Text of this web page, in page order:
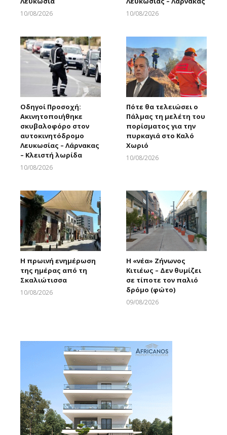
10/08/2026
10/08/2026
Οδηγοί Προσοχή:
Ακινητοποιήθηκε
σκυβαλοφόρο στον
αυτοκινητόδρομο
Λευκωσίας – Λάρνακας
– Κλειστή λωρίδα
10/08/2026
Πότε θα τελειώσει ο
Πάλμας τη μελέτη του
πορίσματος για την
πυρκαγιά στο Καλό
Χωριό
10/08/2026
Η πρωινή ενημέρωση
της ημέρας από τη
Σκαλιώτισσα
10/08/2026
Η «νέα» Ζήνωνος
Κιτιέως – Δεν θυμίζει
σε τίποτε τον παλιό
δρόμο (φώτο)
09/08/2026